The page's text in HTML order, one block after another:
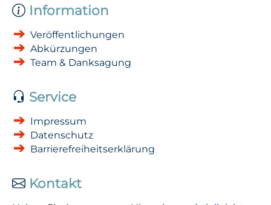
Information
Veröffentlichungen
Abkürzungen
Team & Danksagung
Service
Impressum
Datenschutz
Barrierefreiheitserklärung
Kontakt